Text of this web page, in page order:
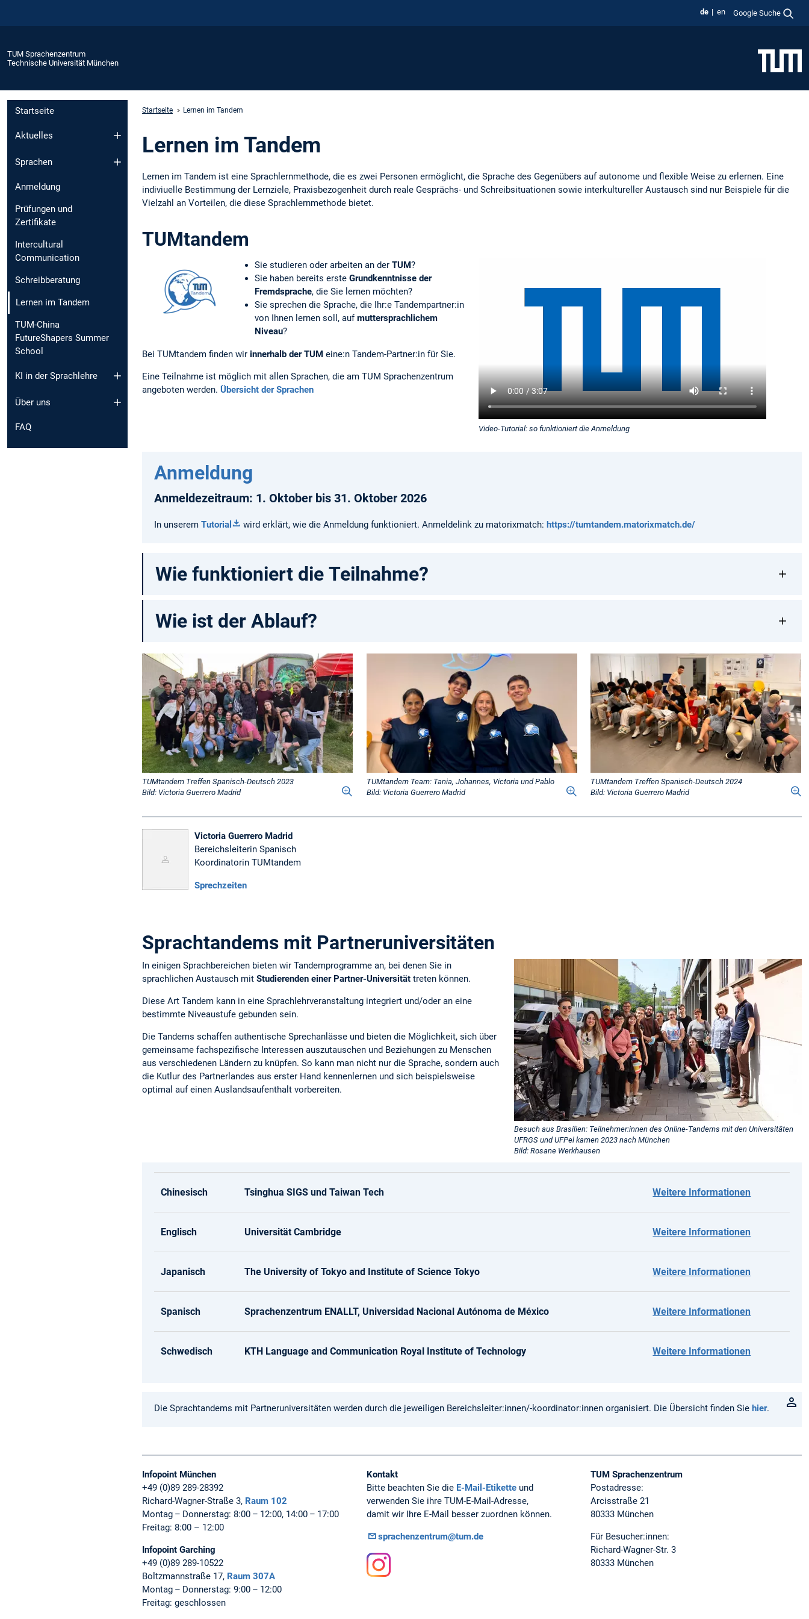
de en Google Suche
TUM Sprachenzentrum
Technische Universität München
Startseite
Aktuelles
Sprachen
Anmeldung
Prüfungen und
Zertifikate
Intercultural
Communication
Schreibberatung
Lernen im Tandem
TUM-China
FutureShapers Summer
School
KI in der Sprachlehre
Über uns
FAQ
Startseite Lernen im Tandem
Lernen im Tandem
Lernen im Tandem ist eine Sprachlernmethode, die es zwei Personen ermöglicht, die Sprache des Gegenübers auf autonome und flexible Weise zu erlernen. Eine
indiviuelle Bestimmung der Lernziele, Praxisbezogenheit durch reale Gesprächs- und Schreibsituationen sowie interkultureller Austausch sind nur Beispiele für die
Vielzahl an Vorteilen, die diese Sprachlernmethode bietet.
TUMtandem
Sie studieren oder arbeiten an der TUM?
Sie haben bereits erste Grundkenntnisse der
Fremdsprache, die Sie lernen möchten?
Sie sprechen die Sprache, die Ihr:e Tandempartner:in
von Ihnen lernen soll, aufmuttersprachlichem
Niveau?
Bei TUMtandem finden wir innerhalb der TUM eine:n Tandem-Partner:in für Sie.
Eine Teilnahme ist möglich mit allen Sprachen, die am TUM Sprachenzentrum
angeboten werden. Übersicht der Sprachen
Video-Tutorial: so funktioniert die Anmeldung
Anmeldung
Anmeldezeitraum: 1. Oktober bis 31. Oktober 2026
In unserem Tutorial wird erklärt, wie die Anmeldung funktioniert. Anmeldelink zu matorixmatch: https://tumtandem.matorixmatch.de/
Wie funktioniert die Teilnahme?
Wie ist der Ablauf?
TUMtandem Treffen Spanisch-Deutsch 2023
Bild: Victoria Guerrero Madrid
TUMtandem Team: Tania, Johannes, Victoria und Pablo
Bild: Victoria Guerrero Madrid
TUMtandem Treffen Spanisch-Deutsch 2024
Bild: Victoria Guerrero Madrid
Victoria Guerrero Madrid
Bereichsleiterin Spanisch
Koordinatorin TUMtandem
Sprechzeiten
Sprachtandems mit Partneruniversitäten
Besuch aus Brasilien: Teilnehmer:innen des Online-Tandems mit den Universitäten
UFRGS und UFPel kamen 2023 nach München
Bild: Rosane Werkhausen
In einigen Sprachbereichen bieten wir Tandemprogramme an, bei denen Sie in
sprachlichen Austausch mit Studierenden einer Partner-Universität treten können.
Diese Art Tandem kann in eine Sprachlehrveranstaltung integriert und/oder an eine
bestimmte Niveaustufe gebunden sein.
Die Tandems schaffen authentische Sprechanlässe und bieten die Möglichkeit, sich über
gemeinsame fachspezifische Interessen auszutauschen und Beziehungen zu Menschen
aus verschiedenen Ländern zu knüpfen. So kann man nicht nur die Sprache, sondern auch
die Kutlur des Partnerlandes aus erster Hand kennenlernen und sich beispielsweise
optimal auf einen Auslandsaufenthalt vorbereiten.
Chinesisch Tsinghua SIGS und Taiwan Tech Weitere Informationen
Englisch Universität Cambridge Weitere Informationen
Japanisch The University of Tokyo and Institute of Science Tokyo Weitere Informationen
Spanisch Sprachenzentrum ENALLT, Universidad Nacional Autónoma de México Weitere Informationen
Schwedisch KTH Language and Communication Royal Institute of Technology Weitere Informationen
Die Sprachtandems mit Partneruniversitäten werden durch die jeweiligen Bereichsleiter:innen/-koordinator:innen organisiert. Die Übersicht finden Sie hier.
Infopoint München
+49 (0)89 289-28392
Richard-Wagner-Straße 3, Raum 102
Montag – Donnerstag: 8:00 – 12:00, 14:00 – 17:00
Freitag: 8:00 – 12:00
Infopoint Garching
+49 (0)89 289-10522
Boltzmannstraße 17, Raum 307A
Montag – Donnerstag: 9:00 – 12:00
Freitag: geschlossen
Kontakt
Bitte beachten Sie die E-Mail-Etiketteund
verwenden Sie ihre TUM-E-Mail-Adresse,
damit wir Ihre E-Mail besser zuordnen können.
sprachenzentrum@tum.de
TUM Sprachenzentrum
Postadresse:
Arcisstraße 21
80333 München
Für Besucher:innen:
Richard-Wagner-Str. 3
80333 München